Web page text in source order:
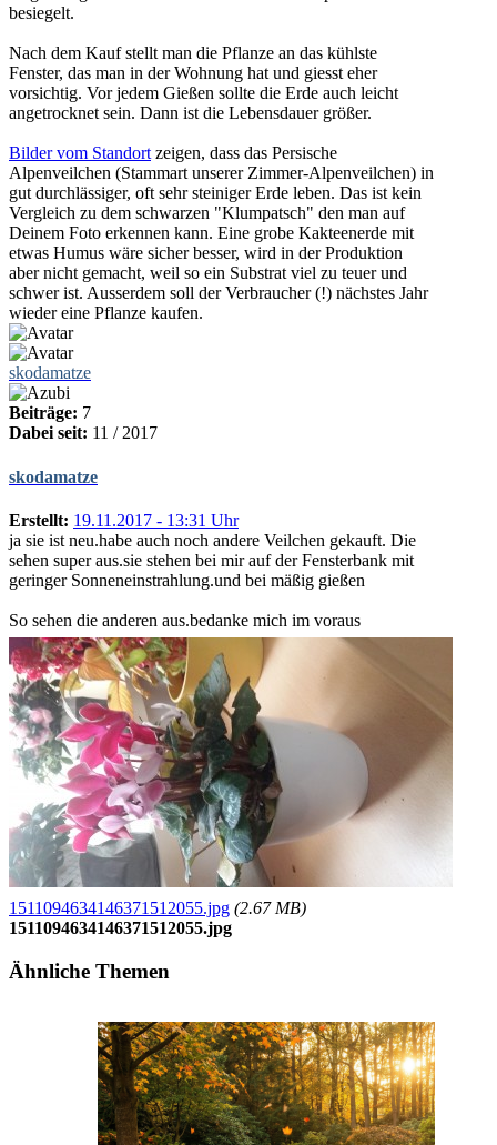
besiegelt.
Nach dem Kauf stellt man die Pflanze an das kühlste
Fenster, das man in der Wohnung hat und giesst eher
vorsichtig. Vor jedem Gießen sollte die Erde auch leicht
angetrocknet sein. Dann ist die Lebensdauer größer.
Bilder vom Standortzeigen, dass das Persische
Alpenveilchen (Stammart unserer Zimmer-Alpenveilchen) in
gut durchlässiger, oft sehr steiniger Erde leben. Das ist kein
Vergleich zu dem schwarzen "Klumpatsch" den man auf
Deinem Foto erkennen kann. Eine grobe Kakteenerde mit
etwas Humus wäre sicher besser, wird in der Produktion
aber nicht gemacht, weil so ein Substrat viel zu teuer und
schwer ist. Ausserdem soll der Verbraucher (!) nächstes Jahr
wieder eine Pflanze kaufen.
skodamatze
Beiträge: 7
Dabei seit: 11 / 2017
skodamatze
Erstellt: 19.11.2017 - 13:31 Uhr
ja sie ist neu.habe auch noch andere Veilchen gekauft. Die
sehen super aus.sie stehen bei mir auf der Fensterbank mit
geringer Sonneneinstrahlung.und bei mäßig gießen
So sehen die anderen aus.bedanke mich im voraus
1511094634146371512055.jpg (2.67 MB)
1511094634146371512055.jpg
Ähnliche Themen